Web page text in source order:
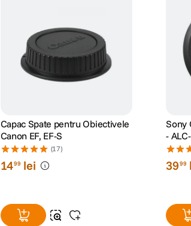
Capac Spate pentru Obiectivele
Canon EF, EF-S
(17)
1499 lei
Sony
-
3999